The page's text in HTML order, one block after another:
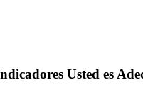
Usted es